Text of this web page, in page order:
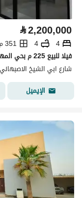
⃁2,200,000
4
4
351 م2
فيلا للبيع 225 م بحي المهدية
شارع ابي الشيخ
الإيميل